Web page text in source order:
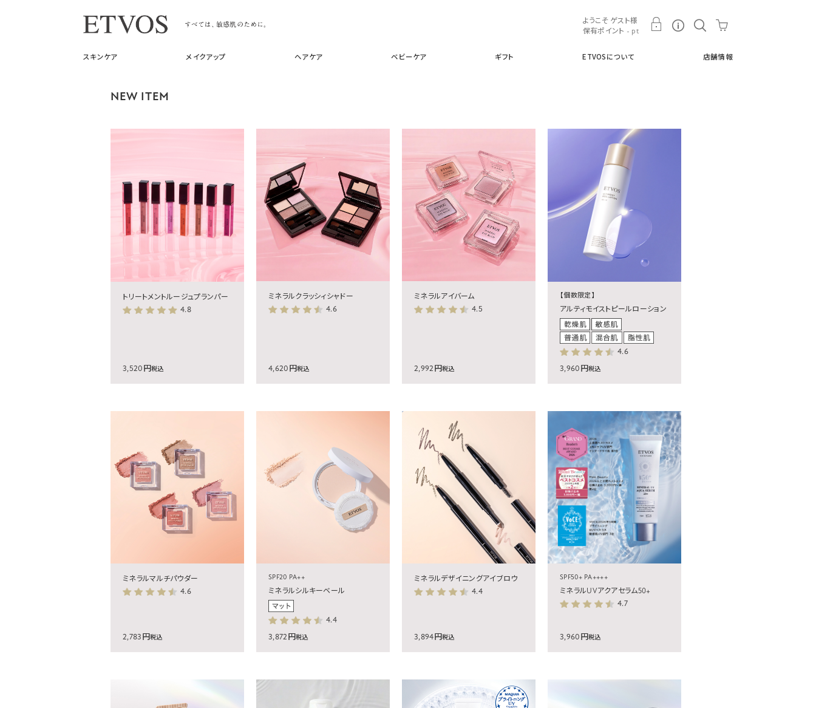
スキンケア メイクアップ ヘアケア ベビーケア ギフト ETVOSについて 店舗情報
ようこそ ゲスト様
保有ポイント - pt
NEW ITEM
トリートメントルージュプランパー
4.8
3,520円税込
ミネラルクラッシィシャドー
4.6
4,620円税込
ミネラルアイバーム
4.5
2,992円税込
【個数限定】
アルティモイストピールローション
4.6
3,960円税込
ミネラルマルチパウダー
4.6
2,783円税込
SPF20 PA++
ミネラルシルキーベール
4.4
3,872円税込
ミネラルデザイニングアイブロウ
4.4
3,894円税込
SPF50+ PA++++
ミネラルUVアクアセラム50+
4.7
3,960円税込